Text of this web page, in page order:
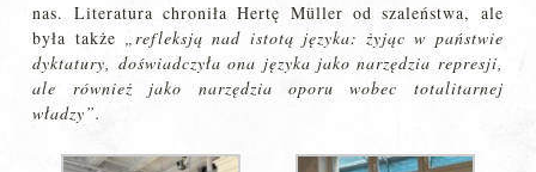
nas. Literatura chroniła Hertę Müller od szaleństwa, ale
była także „refleksją nad istotą języka: żyjąc w państwie
dyktatury, doświadczyła ona języka jako narzędzia represji,
ale również jako narzędzia oporu wobec totalitarnej
władzy”.